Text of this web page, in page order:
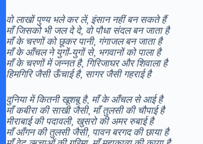
वो लाखों पुण्य भले कर लें, इंसान नहीं बन सकते हैं
माँ जिसको भी जल दे दे, वो पौधा संदल बन जाता है
माँ के चरणों को छूकर पानी, गंगाजल बन जाता है
माँ के आँचल ने युगों-युगों से, भगवानों को पाला है
माँ के चरणों में जन्नत है, गिरिजाघर और शिवाला है
हिमगिरि जैसी ऊँचाई है, सागर जैसी गहराई है
दुनिया में कितनी खूशबू है, माँ के आँचल से आई है
माँ कबीरा की साखी जैसी, माँ तुलसी की चौपाई है
मीराबाई की पदावली, खुसरो की अमर रुबाई है
माँ आँगन की तुलसी जैसी, पावन बरगद की छाया है